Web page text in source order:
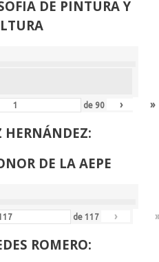
DE PINTURA Y
de 90 › »
HERNÁNDEZ:
DE LA AEPE
de117 ›
ROMERO: